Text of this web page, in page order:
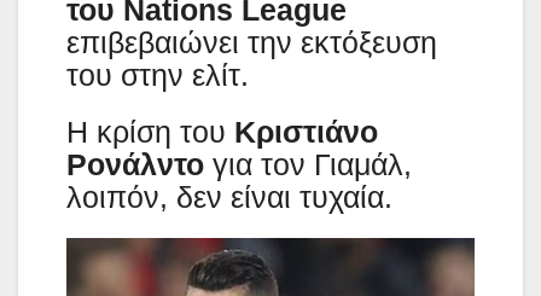
του Nations League
επιβεβαιώνει την εκτόξευση
του στην ελίτ.
Η κρίση του Κριστιάνο
Ρονάλντο για τον Γιαμάλ,
λοιπόν, δεν είναι τυχαία.